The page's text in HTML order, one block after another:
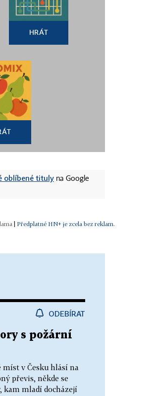
HRÁT
oblíbené tituly na Google
Předplatné HN+ je zcela bez reklam.
ODEBÍRAT
s požární
míst v Česku hlásí na
převis, někde se
kam mladí docházejí